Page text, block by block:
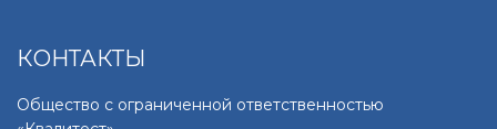
КОНТАКТЫ
Общество с ограниченной ответственностью